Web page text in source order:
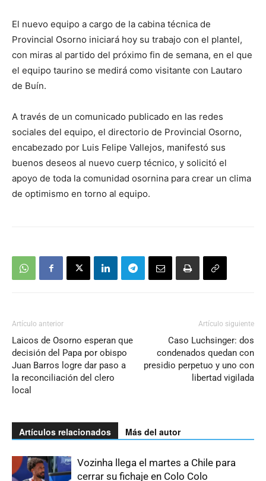
El nuevo equipo a cargo de la cabina técnica de
Provincial Osorno iniciará hoy su trabajo con el plantel,
con miras al partido del próximo fin de semana, en el que
el equipo taurino se medirá como visitante con Lautaro
de Buín.
A través de un comunicado publicado en las redes
sociales del equipo, el directorio de Provincial Osorno,
encabezado por Luis Felipe Vallejos, manifestó sus
buenos deseos al nuevo cuerp técnico, y solicitó el
apoyo de toda la comunidad osornina para crear un clima
de optimismo en torno al equipo.
Artículo anterior
Laicos de Osorno esperan que
decisión del Papa por obispo
Juan Barros logre dar paso a
la reconciliación del clero
local
Artículo siguiente
Caso Luchsinger: dos
condenados quedan con
presidio perpetuo y uno con
libertad vigilada
Artículos relacionados Más del autor
Vozinha llega el martes a Chile para
cerrar su fichaje en Colo Colo